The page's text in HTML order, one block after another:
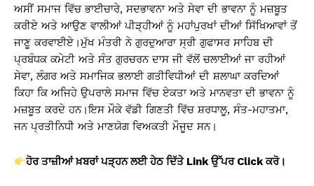
ਅਸੀਂ ਸਮਾਜ ਵਿੱਚ ਭਾਈਚਾਰੇ, ਸਦਭਾਵਨਾ ਅਤੇ ਸੇਵਾ ਦੀ ਭਾਵਨਾ ਨੂੰ ਮਜ਼ਬੂਤ
ਕਰੀਏ ਅਤੇ ਆਉਣ ਵਾਲੀਆਂ ਪੀੜ੍ਹੀਆਂ ਨੂੰ ਮਹਾਂਪੁਰਖਾਂ ਦੀਆਂ ਸਿੱਖਿਆਵਾਂ ਤੋਂ
ਜਾਣੂ ਕਰਵਾਈਏ।ਮੁੱਖ ਮੰਤਰੀ ਨੇ ਗੁਰਦੁਆਰਾ ਸ੍ਰੀ ਗੁਫਾਸਰ ਸਾਹਿਬ ਦੀ
ਪ੍ਰਬੰਧਕ ਕਮੇਟੀ ਅਤੇ ਸੰਤ ਗੁਰਚਰਨ ਦਾਸ ਜੀ ਵੱਲੋਂ ਚਲਾਈਆਂ ਜਾ ਰਹੀਆਂ
ਸੇਵਾ, ਲੰਗਰ ਅਤੇ ਸਮਾਜਿਕ ਭਲਾਈ ਗਤੀਵਿਧੀਆਂ ਦੀ ਸ਼ਲਾਘਾ ਕਰਦਿਆਂ
ਕਿਹਾ ਕਿ ਅਜਿਹੇ ਉਪਰਾਲੇ ਸਮਾਜ ਵਿੱਚ ਏਕਤਾ ਅਤੇ ਮਾਨਵਤਾ ਦੀ ਭਾਵਨਾ ਨੂੰ
ਮਜ਼ਬੂਤ ਕਰਦੇ ਹਨ।ਇਸ ਮੌਕੇ ਵੱਡੀ ਗਿਣਤੀ ਵਿੱਚ ਸ਼ਰਧਾਲੂ, ਸੰਤ-ਮਹਾਤਮਾ,
ਜਨ ਪ੍ਰਤੀਨਿਧੀ ਅਤੇ ਮਾਣਯੋਗ ਵਿਅਕਤੀ ਮੌਜੂਦ ਸਨ।
ਹੋਰ ਤਾਜ਼ੀਆਂ ਖ਼ਬਰਾਂ ਪੜ੍ਹਨ ਲਈ ਹੇਠ ਦਿੱਤੇ Linkਉੱਪਰ Clickਕਰੋ।